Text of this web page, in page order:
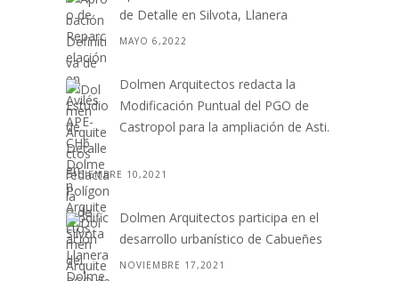
de Detalle en Silvota, Llanera
MAYO 6,2022
Dolmen Arquitectos redacta la
Modificación Puntual del PGO de
Castropol para la ampliación de Asti.
. .
DICIEMBRE 10,2021
Dolmen Arquitectos participa en el
desarrollo urbanístico de Cabueñes
NOVIEMBRE 17,2021